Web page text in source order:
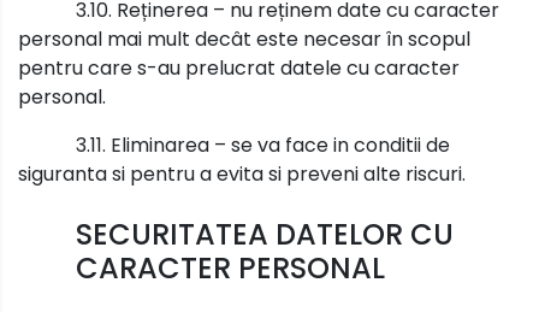
3.10. Reținerea – nu reținem date cu caracter
personal mai mult decât este necesar în scopul
pentru care s-au prelucrat datele cu caracter
personal.
3.11. Eliminarea – se va face in conditii de
siguranta si pentru a evita si preveni alte riscuri.
SECURITATEA DATELOR CU
CARACTER PERSONAL